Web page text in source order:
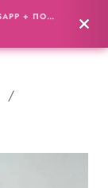
0
ПОЛУЧИТЕ ПОДБОРКУ ШАРОВ НА WHATSAPP + ПОДАРОК